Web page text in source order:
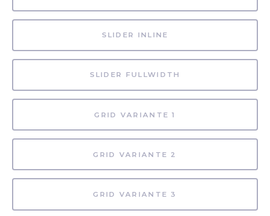
SLIDER INLINE
SLIDER FULLWIDTH
GRID VARIANTE 1
GRID VARIANTE 2
GRID VARIANTE 3